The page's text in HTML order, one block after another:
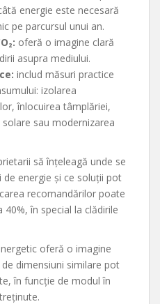
energie este necesară
pe parcursul unui an.
oferă o imagine clară
asupra mediului.
includ măsuri practice
izolarea
înlocuirea tâmplăriei,
sau modernizarea
să înțeleagă unde se
energie și ce soluții pot
recomandărilor poate
în special la clădirile
oferă o imagine
dimensiuni similare pot
în funcție de modul în